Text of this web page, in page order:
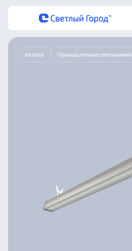
Каталог Промышленные светильники